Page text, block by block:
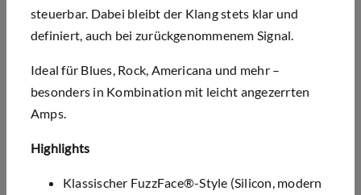
steuerbar. Dabei bleibt der Klang stets klar und
definiert, auch bei zurückgenommenem Signal.
Ideal für Blues, Rock, Americana und mehr –
besonders in Kombination mit leicht angezerrten
Amps.
Highlights
Klassischer FuzzFace®-Style (Silicon, modern